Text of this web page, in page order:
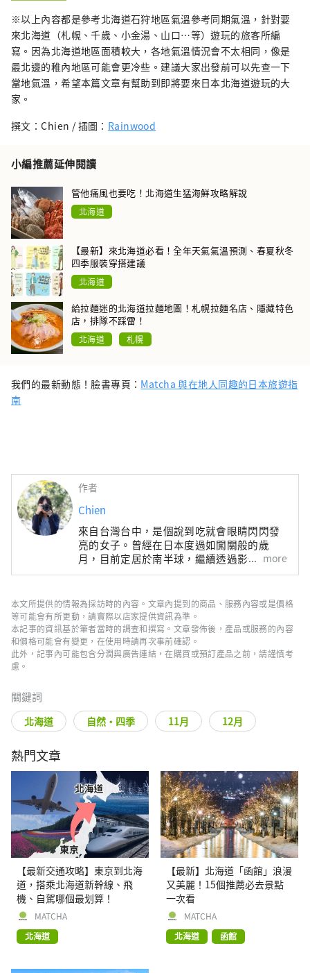
※以上內容都是參考北海道石狩地區氣溫參考同期氣溫，針對要
來北海道（札幌、千歲、小金湯、山口⋯等）遊玩的旅客所編
寫。因為北海道地區面積較大，各地氣溫情況會不太相同，像是
最北邊的稚內地區可能會更冷些。建議大家出發前可以先查一下
當地氣溫，希望本篇文章有幫助到即將要來日本北海道遊玩的大
家。
撰文：Chien / 插圖： Rainwood
小編推薦延伸閱讀
管他痛風也要吃！北海道生猛海鮮攻略解說
北海道
【最新】來北海道必看！全年天氣氣溫預測、春夏秋冬
四季服裝穿搭建議
北海道
給拉麵迷的北海道拉麵地圖！札幌拉麵名店、隱藏特色
店，排隊不踩雷！
北海道 札幌
我們的最新動態！臉書專頁： Matcha 與在地人同趣的日本旅遊指
南
作者
Chien
來自台灣台中，是個說到吃就會眼睛閃閃發
亮的女子。曾經在日本度過如闖關般的歲
月，目前定居於南半球，繼續透過影像與文
字，記錄一段段旅居時光的珍貴回憶與觀察
城、花季、島嶼、海味、街景日常，2190X
四季風物詩》
more
本文所提供的情報為採訪時的內容。文章內提到的商品、服務內容或是價格
等可能會有所更動，請實際以店家提供資訊為準。
本記事的資訊基於筆者當時的調查和撰寫。文章發佈後，產品或服務的內容
和價格可能會有變更，在使用時請再次事前確認。
此外，記事內可能包含分潤與廣告連結，在購買或預訂產品之前，請謹慎考
慮。
關鍵詞
北海道 自然・四季 11月 12月
熱門文章
【最新交通攻略】東京到北海
道，搭乘北海道新幹線、飛
機、自駕哪個最划算！
MATCHA
北海道
【最新】北海道「函館」浪漫
又美麗！15個推薦必去景點
一次看
MATCHA
北海道
函館